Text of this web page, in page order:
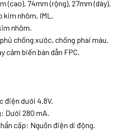
(cao), 74mm (rộng), 27mm (dày).
kim nhôm, IML.
nhôm.
chống xước, chống phai màu.
cảm biến bán dẫn FPC.
điện dưới 4.8V.
Dưới 280 mA.
cấp: Nguồn điện di động.